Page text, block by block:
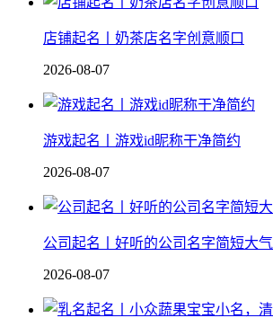
店铺起名丨奶茶店名字创意顺口
2026-08-07
游戏起名丨游戏id昵称干净简约
2026-08-07
公司起名丨好听的公司名字简短大气
2026-08-07